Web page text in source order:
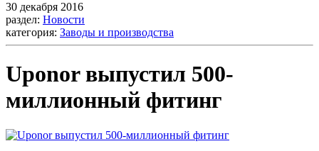
30 декабря 2016
раздел: Новости
категория: Заводы и производства
Uponor выпустил 500-
миллионный фитинг